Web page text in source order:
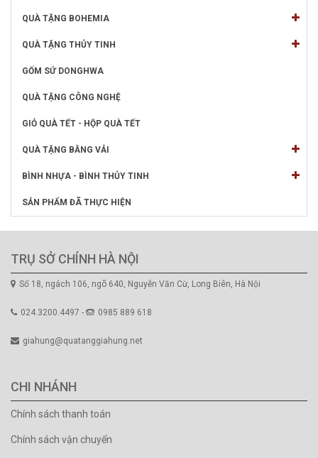
QUÀ TẶNG BOHEMIA
QUÀ TẶNG THỦY TINH
GỐM SỨ DONGHWA
QUÀ TẶNG CÔNG NGHỆ
GIỎ QUÀ TẾT - HỘP QUÀ TẾT
QUÀ TẶNG BẰNG VẢI
BÌNH NHỰA - BÌNH THỦY TINH
SẢN PHẨM ĐÃ THỰC HIỆN
TRỤ SỞ CHÍNH HÀ NỘI
Số 18, ngách 106, ngõ 640, Nguyễn Văn Cừ, Long Biên, Hà Nội
024.3200.4497 - 0985 889 618
giahung@quatanggiahung.net
CHI NHÁNH
Chính sách thanh toán
Chính sách vận chuyển